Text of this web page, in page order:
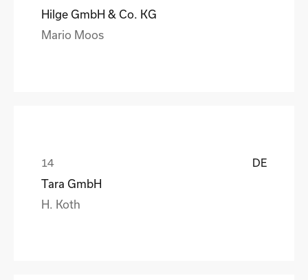
Hilge GmbH & Co. KG
Mario Moos
DE
Tara GmbH
H. Koth